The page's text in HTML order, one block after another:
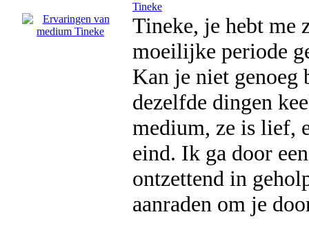
Tineke
Tineke, je hebt me
moeilijke periode
Kan je niet genoeg
dezelfde dingen
medium, ze is lief,
eind. Ik ga door
ontzettend in
aanraden om je